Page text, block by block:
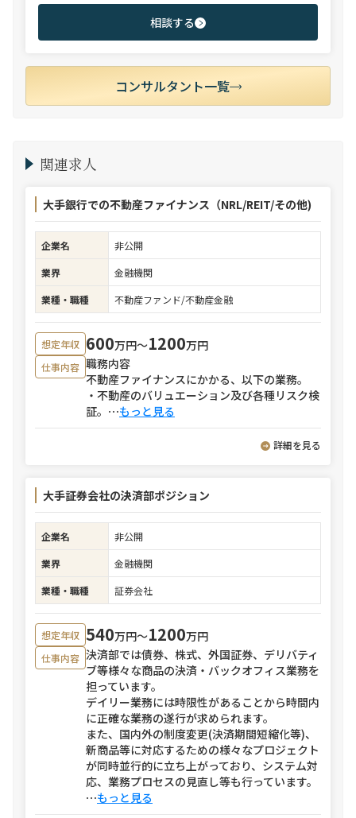
相談する
コンサルタント一覧
関連求人
大手銀行での不動産ファイナンス（NRL/REIT/その他)
企業名
非公開
業界
金融機関
業種・職種
不動産ファンド/不動産金融
想定年収 600万円〜1200万円
仕事内容 職務内容
不動産ファイナンスにかかる、以下の業務。
・不動産のバリュエーション及び各種リスク検
証。 ⋯もっと見る
詳細を見る
大手証券会社の決済部ポジション
企業名
非公開
業界
金融機関
業種・職種
証券会社
想定年収 540万円〜1200万円
仕事内容 決済部では債券、株式、外国証券、デリバティ
ブ等様々な商品の決済・バックオフィス業務を
担っています。
デイリー業務には時限性があることから時間内
に正確な業務の遂行が求められます。
また、国内外の制度変更(決済期間短縮化等)、
新商品等に対応するための様々なプロジェクト
が同時並行的に立ち上がっており、システム対
応、業務プロセスの見直し等も行っています。
⋯もっと見る